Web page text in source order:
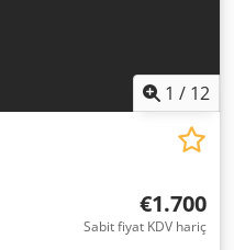
1 / 12
€1.700
Sabit fiyat KDV hariç